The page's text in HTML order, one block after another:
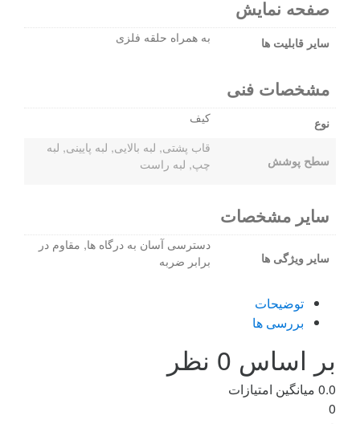
صفحه نمایش
سایر قابلیت ها به همراه حلقه فلزی
مشخصات فنی
نوع کیف
سطح پوشش
قاب پشتی, لبه بالایی, لبه پایینی, لبه
چپ, لبه راست
سایر مشخصات
سایر ویژگی ها
دسترسی آسان به درگاه ها, مقاوم در
برابر ضربه
توضیحات
بررسی ها
بر اساس 0 نظر
0.0 میانگین امتیازات
0